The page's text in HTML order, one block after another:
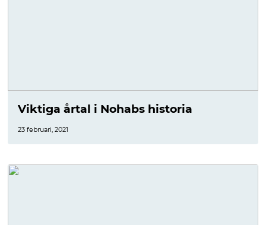
Viktiga årtal i Nohabs historia
23 februari, 2021